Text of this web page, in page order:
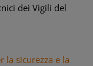
dei Vigili del
la sicurezza e la